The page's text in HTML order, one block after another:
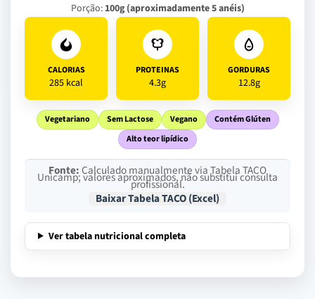
Porção: 100g (aproximadamente 5 anéis)
CALORIAS
285 kcal
PROTEINAS
4.3g
GORDURAS
12.8g
Vegetariano Sem Lactose Vegano
Contém Glúten
Alto teor lipídico
Fonte:Calculado manualmente via Tabela TACO
Unicamp; valores aproximados, não substitui consulta
profissional.
Baixar Tabela TACO (Excel)
Ver tabela nutricional completa